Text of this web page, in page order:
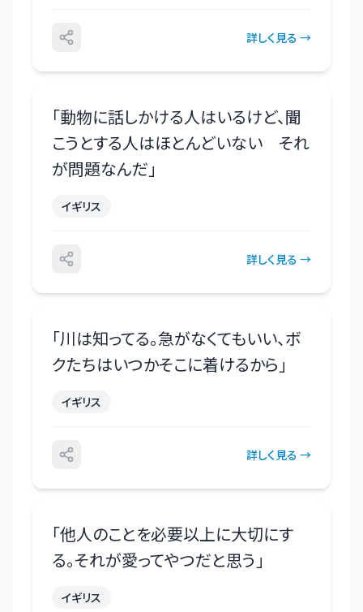
詳しく見る →
「動物に話しかける人はいるけど、聞
こうとする人はほとんどいない それ
が問題なんだ 」
イギリス
詳しく見る →
「川は知ってる。急がなくてもいい、ボ
クたちはいつかそこに着けるから 」
イギリス
詳しく見る →
「他人のことを必要以上に大切にす
る。それが愛ってやつだと思う 」
イギリス